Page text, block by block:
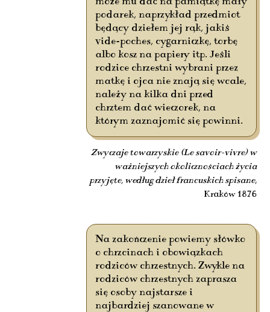
może mu dać na pamiątkę mały
podarek, naprzykład przedmiot
będący dziełem jej rąk, jakiś
vide-poches, cygarniczkę, torbę
albo kosz na papiery itp. Jeśli
rodzice chrzestni wybrani przez
matkę i ojca nie znają się wcale,
należy na kilka dni przed
chrztem dać wieczorek, na
którym zaznajomić się powinni.
Zwyczaje towarzyskie (Le savoir-vivre) w
ważniejszych okolicznościach życia
przyjęte, według dzieł francuskich spisane,
Kraków 1876
Na zakończenie powiemy słówko
o chrzcinach i obowiązkach
rodziców chrzestnych. Zwykle na
rodziców chrzestnych zaprasza
się osoby najstarsze i
najbardziej szanowane w